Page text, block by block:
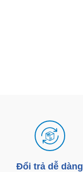
Đổi trả dễ dàng